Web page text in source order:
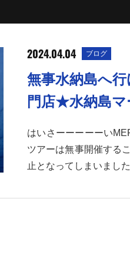
2024.04.04 ブログ
無事水納島へ
門店★水納島
はいさーーーーーい
ツアーは無事開催する
止となってしまいまし